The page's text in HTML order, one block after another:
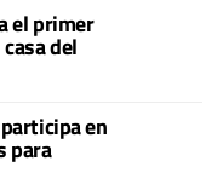
el primer
del
en
para